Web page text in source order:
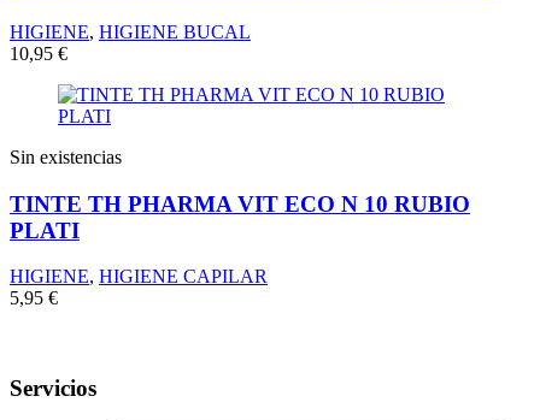
HIGIENE, HIGIENE BUCAL
10,95 €
Sin existencias
TINTE TH PHARMA VIT ECO N 10 RUBIO
PLATI
HIGIENE, HIGIENE CAPILAR
5,95 €
Servicios